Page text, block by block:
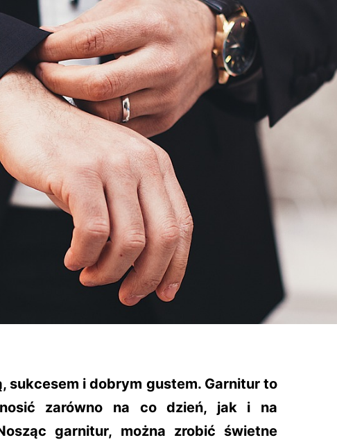
sukcesem i dobrym gustem. Garnitur to
zarówno na co dzień, jak i na
garnitur, można zrobić świetne